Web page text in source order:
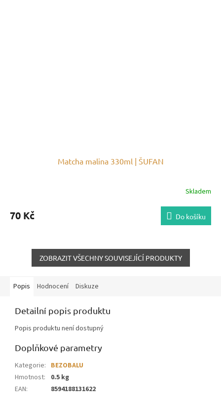
Matcha malina 330ml | ŠUFAN
Skladem
70 Kč Do košíku
ZOBRAZIT VŠECHNY SOUVISEJÍCÍ PRODUKTY
Popis Hodnocení Diskuze
Detailní popis produktu
Popis produktu není dostupný
Doplňkové parametry
Kategorie: BEZOBALU
Hmotnost:
0.5 kg
EAN: 8594188131622